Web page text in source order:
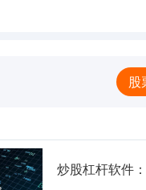
股
炒股杠杆软件